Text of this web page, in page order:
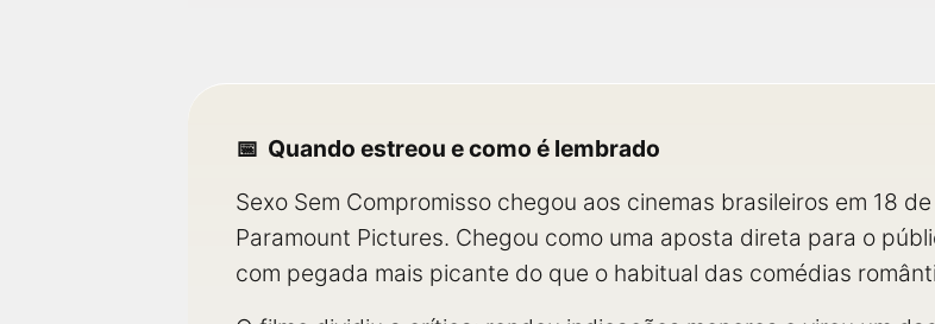
Quando estreou e como é lembrado
Sexo Sem Compromisso chegou aos cinemas brasileiros em 18
Paramount Pictures. Chegou como uma aposta direta para o
com pegada mais picante do que o habitual das comédias